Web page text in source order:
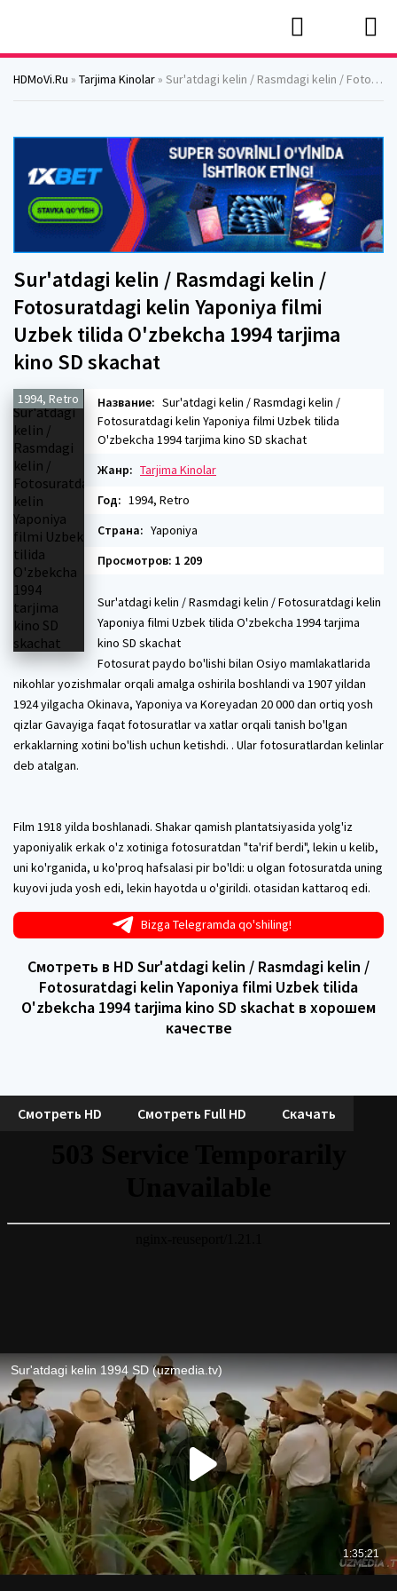
HDMoVi.Ru » Tarjima Kinolar » Sur'atdagi kelin / Rasmdagi kelin / Fotosuratdagi kelin Yaponiya filmi Uzbek tilida O'zbekcha 1994 tarjima kino SD skachat
Sur'atdagi kelin / Rasmdagi kelin /
Fotosuratdagi kelin Yaponiya filmi
Uzbek tilida O'zbekcha 1994 tarjima
kino SD skachat
1994, Retro Название: Sur'atdagi kelin / Rasmdagi kelin /
Fotosuratdagi kelin Yaponiya filmi Uzbek tilida
O'zbekcha 1994 tarjima kino SD skachat
Жанр: Tarjima Kinolar
Год: 1994, Retro
Страна: Yaponiya
Просмотров: 1 209
Sur'atdagi kelin / Rasmdagi kelin / Fotosuratdagi kelin
Yaponiya filmi Uzbek tilida O'zbekcha 1994 tarjima
kino SD skachat
Fotosurat paydo bo'lishi bilan Osiyo mamlakatlarida
nikohlar yozishmalar orqali amalga oshirila boshlandi va 1907 yildan
1924 yilgacha Okinava, Yaponiya va Koreyadan 20 000 dan ortiq yosh
qizlar Gavayiga faqat fotosuratlar va xatlar orqali tanish bo'lgan
erkaklarning xotini bo'lish uchun ketishdi. . Ular fotosuratlardan kelinlar
deb atalgan.
Film 1918 yilda boshlanadi. Shakar qamish plantatsiyasida yolg'iz
yaponiyalik erkak o'z xotiniga fotosuratdan "ta'rif berdi", lekin u kelib,
uni ko'rganida, u ko'proq hafsalasi pir bo'ldi: u olgan fotosuratda uning
kuyovi juda yosh edi, lekin hayotda u o'girildi. otasidan kattaroq edi.
Bizga Telegramda qo'shiling!
Смотреть в HD Sur'atdagi kelin / Rasmdagi kelin /
Fotosuratdagi kelin Yaponiya filmi Uzbek tilida
O'zbekcha 1994 tarjima kino SD skachat в хорошем
качестве
Смотреть HD Смотреть Full HD Скачать